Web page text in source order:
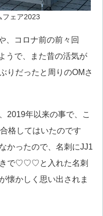
フェア2023
、コロナ前の前々回
うで、また昔の活気が
りだったと周りのOMさ
2019年以来の事で、こ
格してはいたのです
かったので、名刺にJJ1
きで♡♡♡と入れた名刺
懐かしく思い出されま